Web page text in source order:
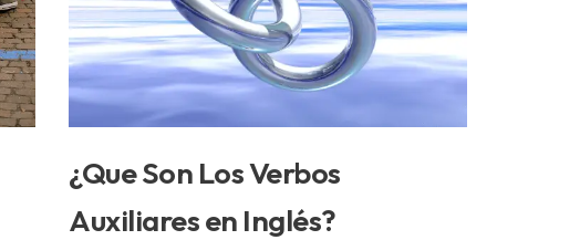
¿Que Son Los Verbos
Auxiliares en Inglés?